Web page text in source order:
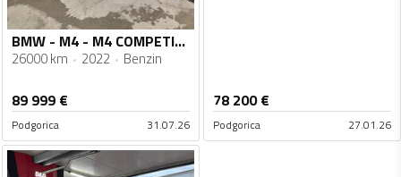
BMW - M4 - M4 COMPETITION
26000 km 2022 Benzin
89 999 €
Podgorica 31.07.26
78 200€
Podgorica 27.01.26